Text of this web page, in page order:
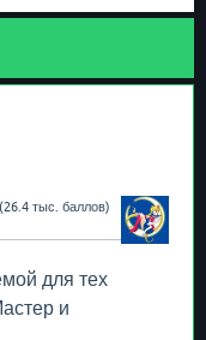
(26.4 тыс. баллов)
для тех
и